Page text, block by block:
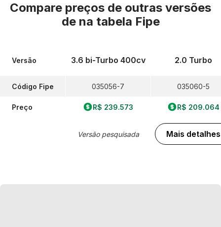
Compare preços de outras versões
de na tabela Fipe
Versão
Código Fipe
Preço
3.6 bi-Turbo 400cv
035056-7
R$ 239.573
Versão pesquisada
2.0 Turbo
035060-5
R$ 209.064
Mais detalhes